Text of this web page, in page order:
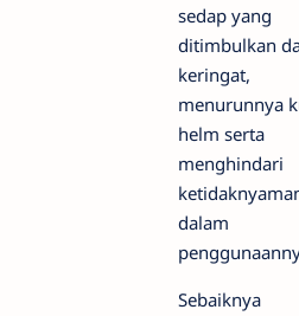
sedap yang
ditimbulkan
keringat,
menurunnya
helm serta
menghindari
dalam
Sebaiknya